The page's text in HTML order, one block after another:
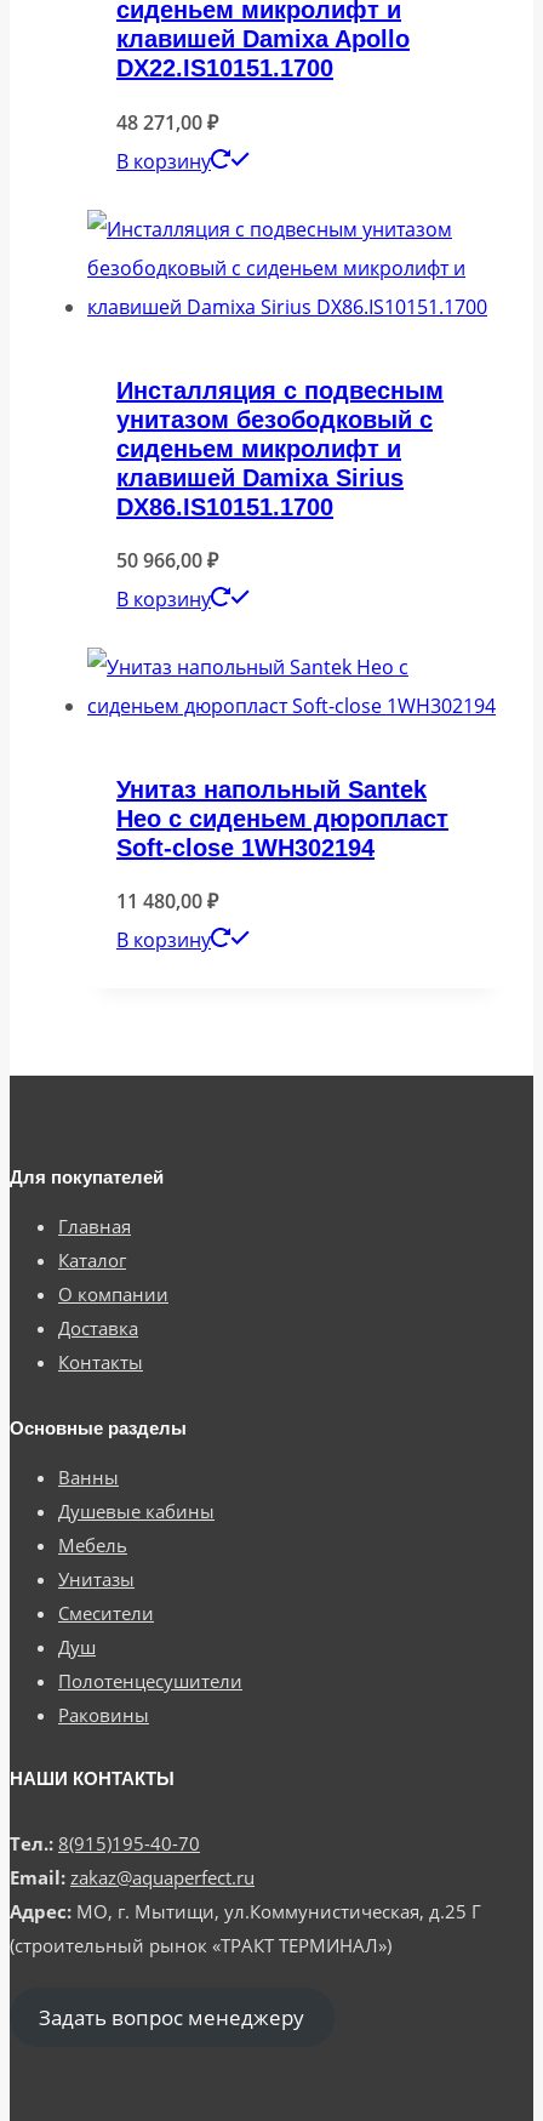
сиденьем микролифт и
клавишей Damixa Apollo
DX22.IS10151.1700
48 271,00₽
В корзину
Инсталляция с подвесным
унитазом безободковый с
сиденьем микролифт и
клавишей Damixa Sirius
DX86.IS10151.1700
50 966,00₽
В корзину
Унитаз напольный Santek
Нео с сиденьем дюропласт
Soft-close 1WH302194
11 480,00₽
В корзину
Для покупателей
Главная
Каталог
О компании
Доставка
Контакты
Основные разделы
Ванны
Душевые кабины
Мебель
Унитазы
Смесители
Душ
Полотенцесушители
Раковины
НАШИ КОНТАКТЫ
Тел.: 8(915)195-40-70
Email: zakaz@aquaperfect.ru
Адрес: МО, г. Мытищи, ул.Коммунистическая, д.25 Г
(строительный рынок «ТРАКТ ТЕРМИНАЛ»)
Задать вопрос менеджеру